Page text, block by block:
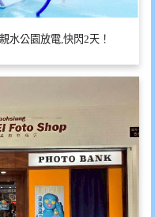
水公園放電,快閃2天！